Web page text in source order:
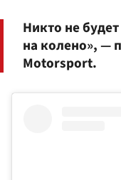
Никто не
на колено», —
Motorsport.